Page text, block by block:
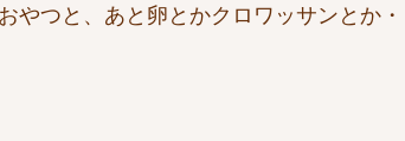
やつと、あと卵とかクロワッサンとか